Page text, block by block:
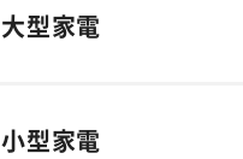
大型家電
小型家電